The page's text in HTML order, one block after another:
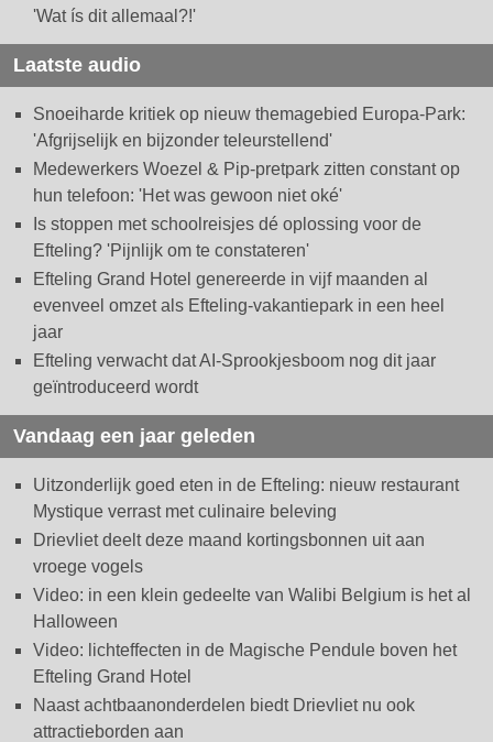
'Wat ís dit allemaal?!'
Laatste audio
Snoeiharde kritiek op nieuw themagebied Europa-Park:
'Afgrijselijk en bijzonder teleurstellend'
Medewerkers Woezel & Pip-pretpark zitten constant op
hun telefoon: 'Het was gewoon niet oké'
Is stoppen met schoolreisjes dé oplossing voor de
Efteling? 'Pijnlijk om te constateren'
Efteling Grand Hotel genereerde in vijf maanden al
evenveel omzet als Efteling-vakantiepark in een heel
jaar
Efteling verwacht dat AI-Sprookjesboom nog dit jaar
geïntroduceerd wordt
Vandaag een jaar geleden
Uitzonderlijk goed eten in de Efteling: nieuw restaurant
Mystique verrast met culinaire beleving
Drievliet deelt deze maand kortingsbonnen uit aan
vroege vogels
Video: in een klein gedeelte van Walibi Belgium is het al
Halloween
Video: lichteffecten in de Magische Pendule boven het
Efteling Grand Hotel
Naast achtbaanonderdelen biedt Drievliet nu ook
attractieborden aan